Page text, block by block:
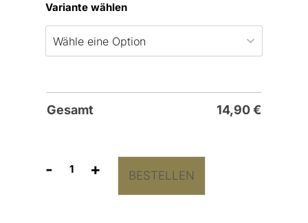
Variante wählen
Gesamt 14,90€
-
Fingerabdruck
+ BESTELLEN